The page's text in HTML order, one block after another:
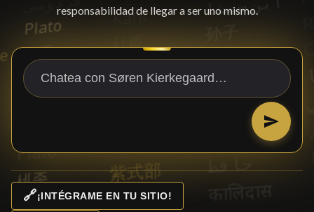
responsabilidad de llegar a ser uno mismo.
🔗¡INTÉGRAME EN TU SITIO!